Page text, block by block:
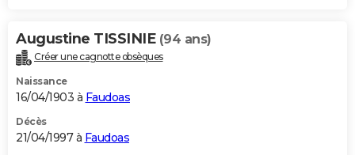
Augustine TISSINIE (94 ans)
Créer une cagnotte obsèques
Naissance
16/04/1903 à Faudoas
Décès
21/04/1997 à Faudoas